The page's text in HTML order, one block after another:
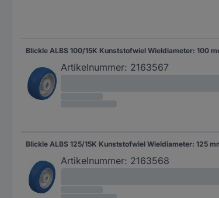
Artikelnummer: 2163567
Artikelnummer: 2163568